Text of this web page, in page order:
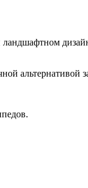
альтернативой